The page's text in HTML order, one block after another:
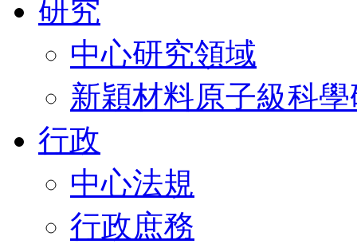
研究
中心研究領域
新穎材料原子級科
行政
中心法規
行政庶務